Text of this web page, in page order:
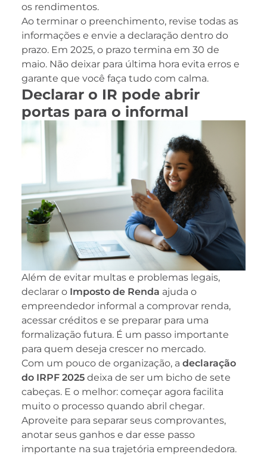
os rendimentos.
Ao terminar o preenchimento, revise todas as
informações e envie a declaração dentro do
prazo. Em 2025, o prazo termina em 30 de
maio. Não deixar para última hora evita erros e
garante que você faça tudo com calma.
Declarar o IR pode abrir
portas para o informal
Além de evitar multas e problemas legais,
declarar o Imposto de Renda ajuda o
empreendedor informal a comprovar renda,
acessar créditos e se preparar para uma
formalização futura. É um passo importante
para quem deseja crescer no mercado.
Com um pouco de organização, a declaração
do IRPF 2025 deixa de ser um bicho de sete
cabeças. E o melhor: começar agora facilita
muito o processo quando abril chegar.
Aproveite para separar seus comprovantes,
anotar seus ganhos e dar esse passo
importante na sua trajetória empreendedora.